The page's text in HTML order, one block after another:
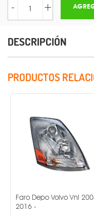
- +
DESCRIPCIÓN
PRODUCTOS
Depo Volvo Vnl 2004-